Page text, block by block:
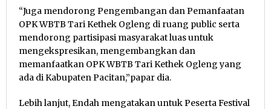
“Juga mendorong Pengembangan dan Pemanfaatan
OPK WBTB Tari Kethek Ogleng di ruang public serta
mendorong partisipasi masyarakat luas untuk
mengekspresikan, mengembangkan dan
memanfaatkan OPK WBTB Tari Kethek Ogleng yang
ada di Kabupaten Pacitan,”papar dia.
Lebih lanjut, Endah mengatakan untuk Peserta Festival